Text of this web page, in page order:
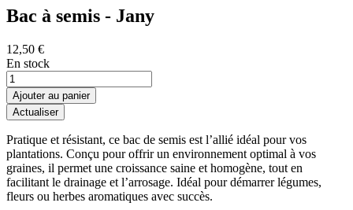
Bac à semis - Jany
12,50 €
En stock
Ajouter au panier
Pratique et résistant, ce bac de semis est l’allié idéal pour vos
plantations. Conçu pour offrir un environnement optimal à vos
graines, il permet une croissance saine et homogène, tout en
facilitant le drainage et l’arrosage. Idéal pour démarrer légumes,
fleurs ou herbes aromatiques avec succès.